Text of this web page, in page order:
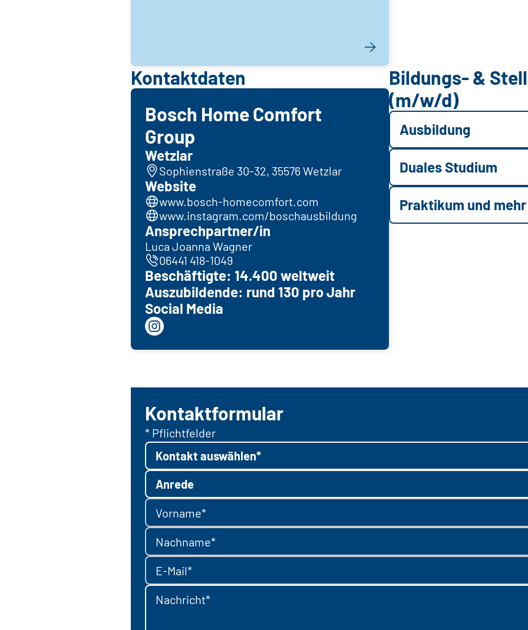
Kontaktdaten
Bosch Home Comfort
Group
Wetzlar
Sophienstraße 30-32, 35576 Wetzlar
Website
www.bosch-homecomfort.com
www.instagram.com/boschausbildung
Ansprechpartner/in
Luca Joanna Wagner
06441 418-1049
Beschäftigte: 14.400 weltweit
Auszubildende: rund 130 pro Jahr
Social Media
Bildungs- &
(m/w/d)
Ausbildung
Duales Studium
Praktikum und mehr
Kontaktformular
* Pflichtfelder
Kontakt auswählen*
Anrede
Vorname*
Nachname*
E-Mail*
Nachricht*